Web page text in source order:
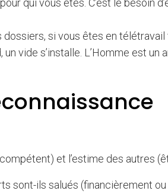
qui vous êtes. C’est le besoin
si vous êtes en télétravail
vide s’installe. L’Homme est un
et l’estime des autres
sont-ils salués (financièrement